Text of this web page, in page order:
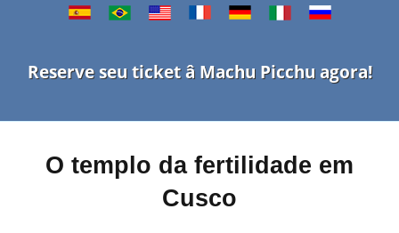
Reserve seu ticket â Machu Picchu agora!
O templo da fertilidade em
Cusco